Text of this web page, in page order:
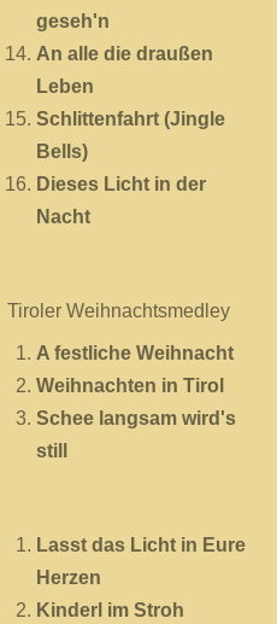
geseh'n
An alle die draußen
Leben
Schlittenfahrt (Jingle
Bells)
Dieses Licht in der
Nacht
Tiroler Weihnachtsmedley
A festliche Weihnacht
Weihnachten in Tirol
Schee langsam wird's
still
Lasst das Licht in Eure
Herzen
Kinderl im Stroh